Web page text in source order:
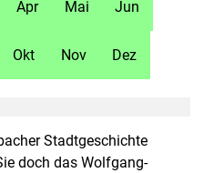
Apr Mai Jun
Okt Nov Dez
Stadtgeschichte
doch das Wolfgang-